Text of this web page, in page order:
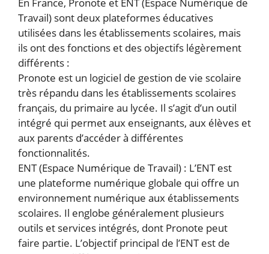
En France, Pronote et ENT (Espace Numérique de
Travail) sont deux plateformes éducatives
utilisées dans les établissements scolaires, mais
ils ont des fonctions et des objectifs légèrement
différents :
Pronote est un logiciel de gestion de vie scolaire
très répandu dans les établissements scolaires
français, du primaire au lycée. Il s’agit d’un outil
intégré qui permet aux enseignants, aux élèves et
aux parents d’accéder à différentes
fonctionnalités.
ENT (Espace Numérique de Travail) : L’ENT est
une plateforme numérique globale qui offre un
environnement numérique aux établissements
scolaires. Il englobe généralement plusieurs
outils et services intégrés, dont Pronote peut
faire partie. L’objectif principal de l’ENT est de